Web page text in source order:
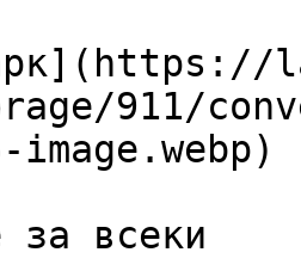
911/
image.webp)
за всеки